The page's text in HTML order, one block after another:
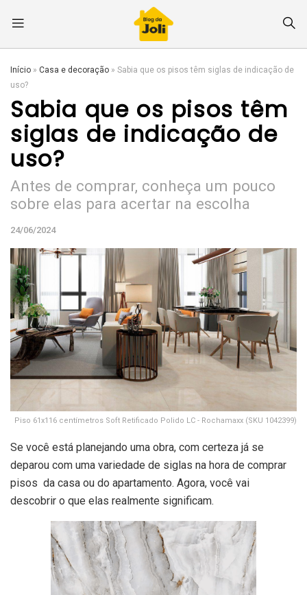
Início » Casa e decoração » Sabia que os pisos têm siglas de indicação de
uso?
Sabia que os pisos têm
siglas de indicação de
uso?
Antes de comprar, conheça um pouco
sobre elas para acertar na escolha
24/06/2024
Piso 61x116 centímetros Soft Retificado Polido LC - Rochamaxx (SKU 1042399)
Se você está planejando uma obra, com certeza já se
deparou com uma variedade de siglas na hora de comprar
pisos da casa ou do apartamento. Agora, você vai
descobrir o que elas realmente significam.